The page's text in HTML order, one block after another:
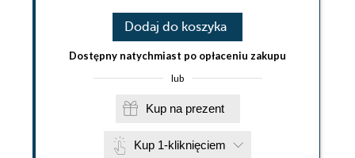
Dodaj do koszyka
Dostępny natychmiast po opłaceniu zakupu
lub
Kup na prezent
Kup 1-kliknięciem